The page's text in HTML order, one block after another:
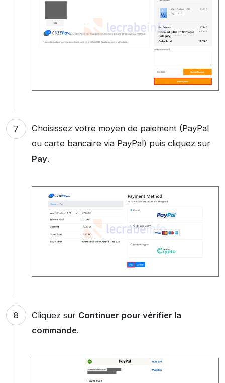
Choisissez votre moyen de paiement (PayPal
ou carte bancaire via PayPal) puis cliquez sur
Pay.
Cliquez sur Continuer pour vérifier la
commande.